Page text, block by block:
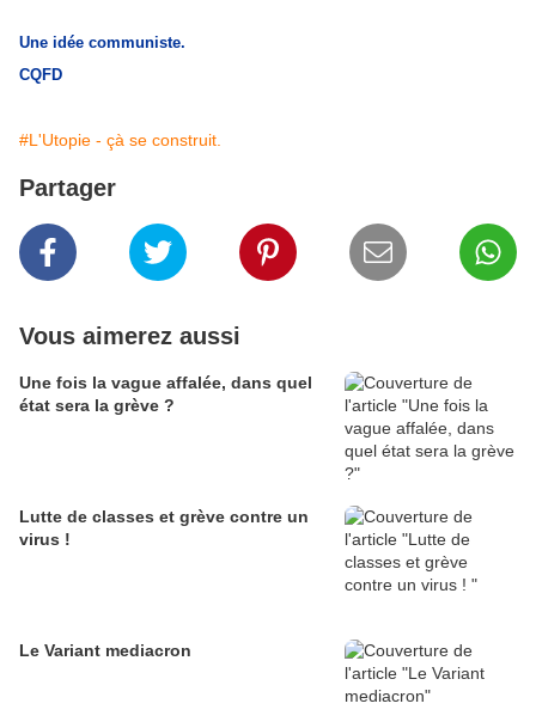
Une idée communiste.
CQFD
#L'Utopie - çà se construit.
Partager
Vous aimerez aussi
Une fois la vague affalée, dans quel
état sera la grève ?
Lutte de classes et grève contre un
virus !
Le Variant mediacron